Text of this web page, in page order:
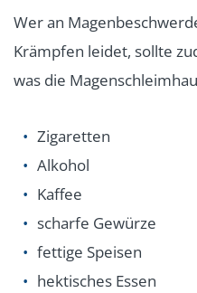
Wer an
Krämpfen leidet, sollte
was die
Zigaretten
Alkohol
Kaffee
scharfe Gewürze
fettige Speisen
hektisches Essen